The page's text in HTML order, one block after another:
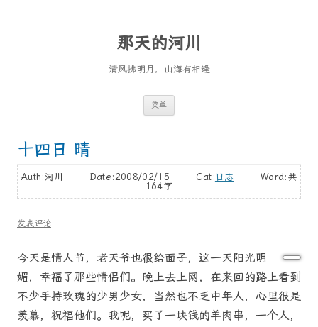
那天的河川
清风拂明月，山海有相逢
菜单
十四日 晴
Auth:河川 Date:2008/02/15 Cat: 日志 Word: 共
164字
发表评论
今天是情人节，老天爷也很给面子，这一天阳光明
媚，幸福了那些情侣们。晚上去上网，在来回的路上看到
不少手持玫瑰的少男少女，当然也不乏中年人，心里很是
羡慕，祝福他们。我呢，买了一块钱的羊肉串，一个人，